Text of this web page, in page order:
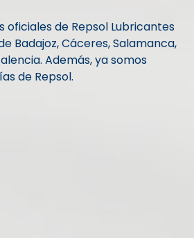
oficiales de Repsol Lubricantes
Badajoz, Cáceres, Salamanca,
Además, ya somos
de Repsol.